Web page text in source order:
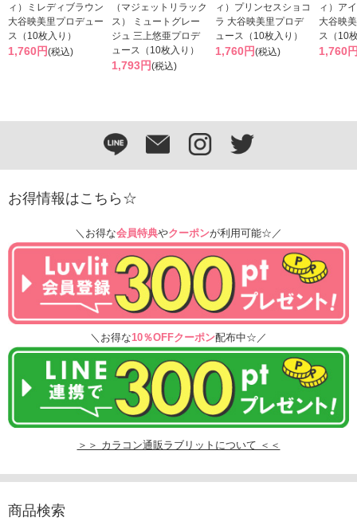
ィ）ミレディブラウン
大谷映美里プロデュー
ス（10枚入り）
1,760円(税込)
（マジェットリラック
ス） ミュートグレー
ジュ 三上悠亜プロデ
ュース（10枚入り）
1,793円(税込)
ィ）プリンセスショコ
ラ 大谷映美里プロデ
ュース（10枚入り）
1,760円(税込)
ィ）ア
大谷映
ス（10
1,760
お得情報はこちら☆
＼お得な会員特典やクーポンが利用可能☆／
＼お得な10％OFFクーポン配布中☆／
＞＞ カラコン通販ラブリットについて ＜＜
商品検索